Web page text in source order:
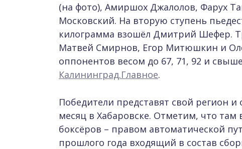
(на фото), Амиршох Джалолов, Фарух
Московский. На вторую ступень
килограмма взошёл Дмитрий Шефер.
Матвей Смирнов, Егор Митюшкин и
оппонентов весом до 67, 71, 92 и
Калининград.Главное.
Победители представят свой регион
месяц в Хабаровске. Отметим, что там
боксёров – правом автоматической
прошлого года входящий в состав